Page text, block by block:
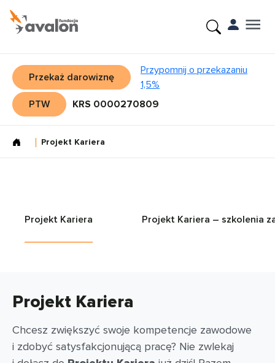
Przekaż darowiznę
Przypomnij o przekazaniu
1,5%
PTW
KRS 0000270809
Projekt Kariera
Projekt Kariera Projekt Kariera – szkolenia
Projekt Kariera
Chcesz zwiększyć swoje kompetencje zawodowe
i zdobyć satysfakcjonującą pracę? Nie zwlekaj